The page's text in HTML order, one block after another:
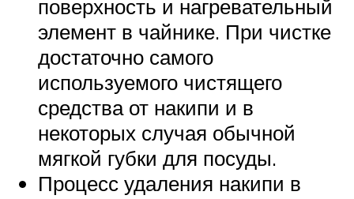
поверхность и нагревательный
элемент в чайнике. При чистке
достаточно самого
используемого чистящего
средства от накипи и в
некоторых случая обычной
мягкой губки для посуды.
Процесс удаления накипи в